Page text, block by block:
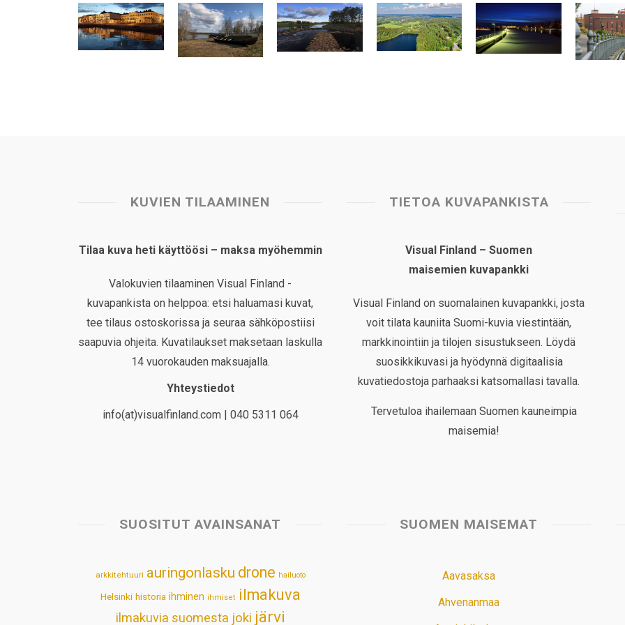
s
A
b
o
e
d
I
e
r
e
l
e
KUVIEN TILAAMINEN
Tilaa kuva heti käyttöösi – maksa myöhemmin
Valokuvien tilaaminen Visual Finland -
kuvapankista on helppoa: etsi haluamasi kuvat,
tee tilaus ostoskorissa ja seuraa sähköpostiisi
saapuvia ohjeita. Kuvatilaukset maksetaan laskulla
14 vuorokauden maksuajalla.
Yhteystiedot
info(at)visualfinland.com | 040 5311 064
TIETOA KUVAPANKISTA
Visual Finland – Suomen
maisemien kuvapankki
Visual Finland on suomalainen kuvapankki, josta
voit tilata kauniita Suomi-kuvia viestintään,
markkinointiin ja tilojen sisustukseen. Löydä
suosikkikuvasi ja hyödynnä digitaalisia
kuvatiedostoja parhaaksi katsomallasi tavalla.
Tervetuloa ihailemaan Suomen kauneimpia
maisemia!
SUOSITUT AVAINSANAT
arkkitehtuuri auringonlasku drone hailuoto
Helsinki historia ihminen ihmiset ilmakuva
ilmakuvia suomesta joki järvi
SUOMEN MAISEMAT
Aavasaksa
Ahvenanmaa